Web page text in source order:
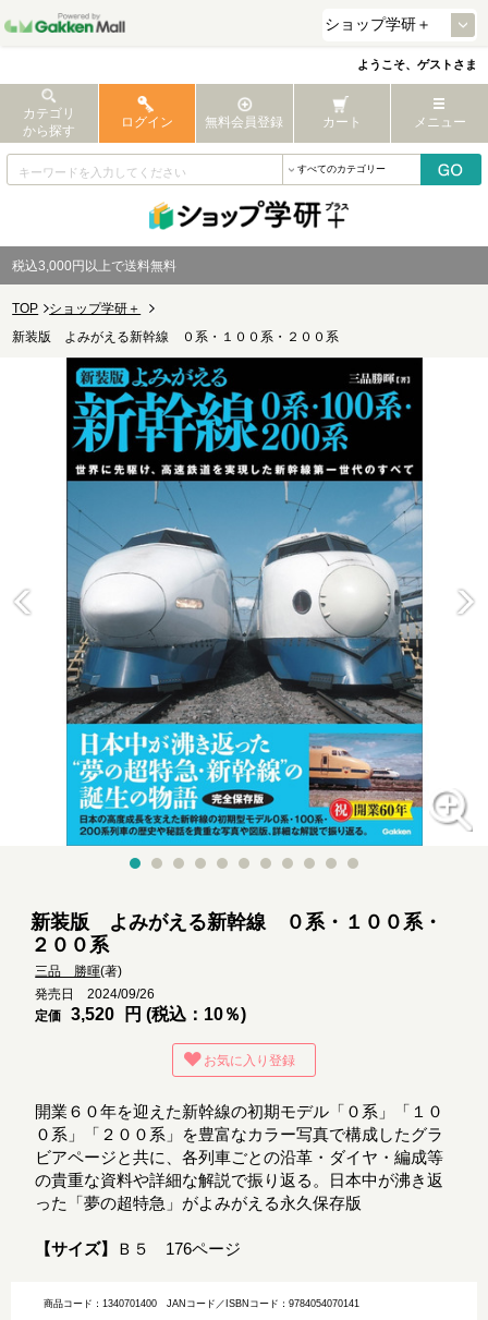
ようこそ、ゲストさま
カテゴリ
から探す
ログイン 無料会員登録 カート メニュー
税込3,000円以上で送料無料
TOP
ショップ学研＋
新装版 よみがえる新幹線 ０系・１００系・２００系
新装版 よみがえる新幹線 ０系・１００系・
２００系
三品 勝暉(著)
発売日 2024/09/26
定価
3,520 円 (税込：10％)
お気に入り登録
開業６０年を迎えた新幹線の初期モデル「０系」「１０
０系」「２００系」を豊富なカラー写真で構成したグラ
ビアページと共に、各列車ごとの沿革・ダイヤ・編成等
の貴重な資料や詳細な解説で振り返る。日本中が沸き返
った「夢の超特急」がよみがえる永久保存版
【サイズ】 Ｂ５ 176ページ
商品コード：1340701400JANコード／ISBNコード：9784054070141